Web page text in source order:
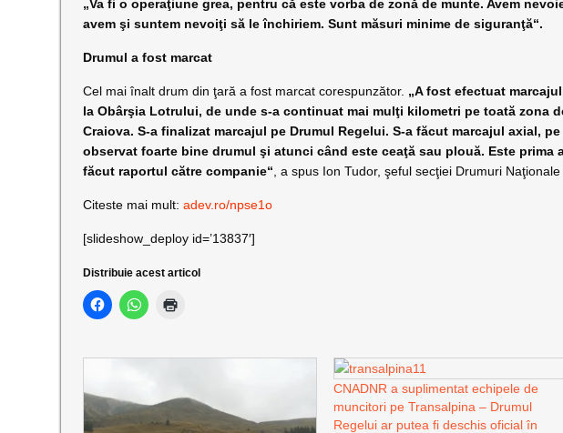
„Va fi o operaţiune grea, pentru că este vorba de zonă de munte. Avem
avem şi suntem nevoiţi să le închiriem. Sunt măsuri minime de siguranţă“.
Drumul a fost marcat
Cel mai înalt drum din ţară a fost marcat corespunzător. „A fost efectuat
la Obârşia Lotrului, de unde s-a continuat mai mulţi kilometri pe toată zona
Craiova. S-a finalizat marcajul pe Drumul Regelui. S-a făcut marcajul axial,
observat foarte bine drumul şi atunci când este ceaţă sau plouă. Este prima
făcut raportul către companie“ , a spus Ion Tudor, şeful secţiei Drumuri Naţionale
Citeste mai mult:adev.ro/npse1o
[slideshow_deploy id=’13837′]
Distribuie acest articol
CNADNR a suplimentat echipele de
muncitori pe Transalpina – Drumul
Regelui ar putea fi deschis oficial în